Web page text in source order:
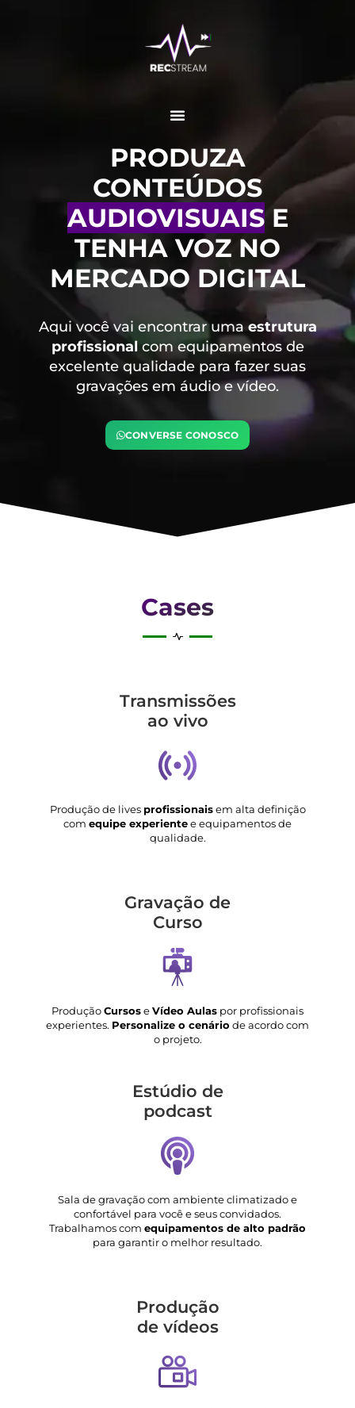
PRODUZA
CONTEÚDOS
AUDIOVISUAISE
TENHA VOZ NO
MERCADO DIGITAL
Aqui você vai encontrar uma estrutura
profissional com equipamentos de
excelente qualidade para fazer suas
gravações em áudio e vídeo.
CONVERSE CONOSCO
Cases
Transmis­sões
ao vivo
Produção de lives profissionaisem alta definição
com equipe experientee equipamentos de
qualidade.
Gravação de
Curso
ProduçãoCursoseVídeo Aulas por profissionais
experientes. Personalize o cenário de acordo com
o projeto.
Estúdio de
podcast
Sala de gravação com ambiente climatizado e
confortável para você e seus convidados.
Trabalhamos com equipamentos de alto padrão
para garantir o melhor resultado.
Produção
de vídeos